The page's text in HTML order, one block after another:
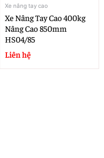
Xe nâng tay cao
Xe Nâng Tay Cao 400kg
Nâng Cao 850mm
HS04/85
Liên hệ